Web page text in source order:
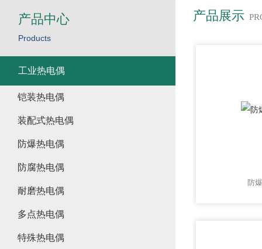
产品中心
Products
工业热电偶
铠装热电偶
装配式热电偶
防爆热电偶
防腐热电偶
耐磨热电偶
多点热电偶
特殊热电偶
产品展示
防